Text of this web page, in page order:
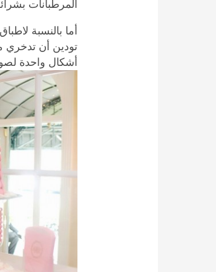
المرطبانات
أما بالنسبة
تودين أن تدخري
أشكال واحدة